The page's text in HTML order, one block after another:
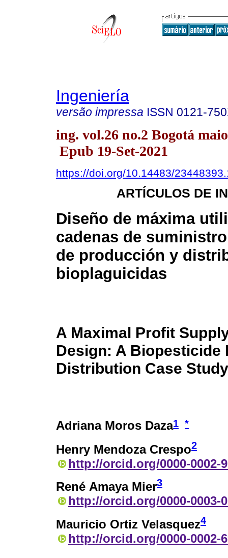
Ingeniería
versão impressa ISSN 0121-
ing. vol.26 no.2 Bogotá
Epub 19-Set-2021
https://doi.org/10.14483/
ARTÍCULOS DE
Diseño de máxima
cadenas de
de producción y
bioplaguicidas
A Maximal Profit
Design: A Biopesticide
Distribution Case Study
Adriana Moros Daza1 *
Henry Mendoza Crespo2
http://orcid.org/0000-0002-
René Amaya Mier3
http://orcid.org/0000-0003-
Mauricio Ortiz Velasquez4
http://orcid.org/0000-0002-